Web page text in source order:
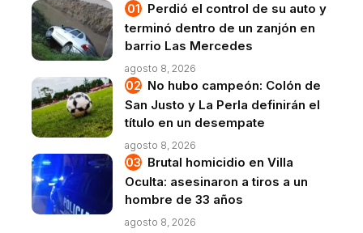
Perdió el control de su auto y
terminó dentro de un zanjón en
barrio Las Mercedes
agosto 8, 2026
No hubo campeón: Colón de
San Justo y La Perla definirán el
título en un desempate
agosto 8, 2026
Brutal homicidio en Villa
Oculta: asesinaron a tiros a un
hombre de 33 años
agosto 8, 2026